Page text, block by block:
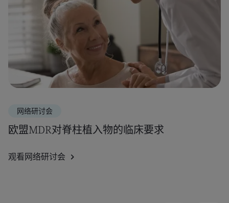
网络研讨会
欧盟MDR对脊柱植入物的临床要求
观看网络研讨会